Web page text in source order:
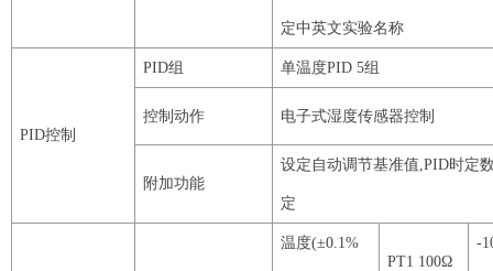
定中英文实验名称
PID控制
PID组 单温度PID 5组
控制动作 电子式湿度传感器控制
附加功能
设定自动调节基准值,PID时定
定
温度(±0.1%
PT1 100Ω
-